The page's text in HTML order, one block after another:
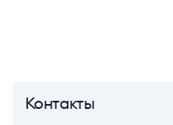
Контакты